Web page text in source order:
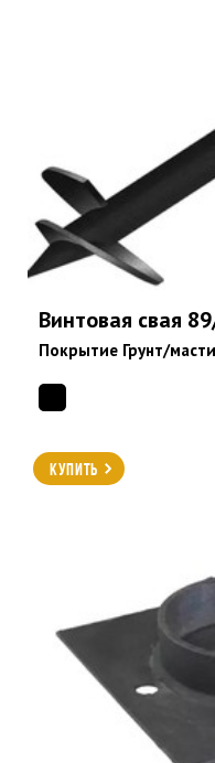
Винтовая свая
Покрытие Грунт/
Купить